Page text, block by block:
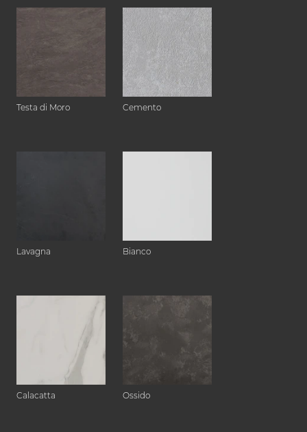
Testa di Moro Cemento
Lavagna Bianco
Calacatta Ossido